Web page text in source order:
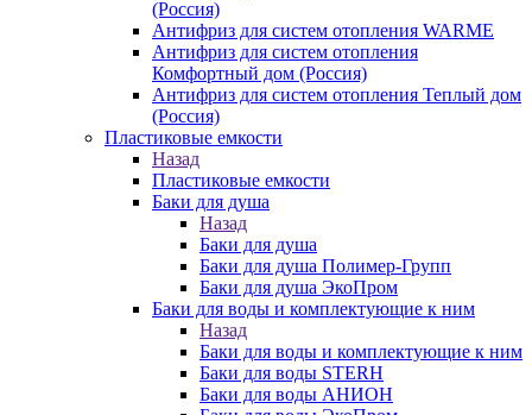
(Россия)
Антифриз для систем отопления WARME
Антифриз для систем отопления
Комфортный дом (Россия)
Антифриз для систем отопления Теплый дом
(Россия)
Пластиковые емкости
Назад
Пластиковые емкости
Баки для душа
Назад
Баки для душа
Баки для душа Полимер-Групп
Баки для душа ЭкоПром
Баки для воды и комплектующие к ним
Назад
Баки для воды и комплектующие к ним
Баки для воды STERH
Баки для воды АНИОН